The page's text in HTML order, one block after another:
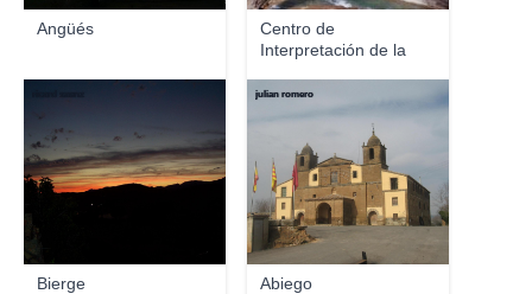
Angüés
Centro de
Interpretación de la
Bierge Abiego
julian romero